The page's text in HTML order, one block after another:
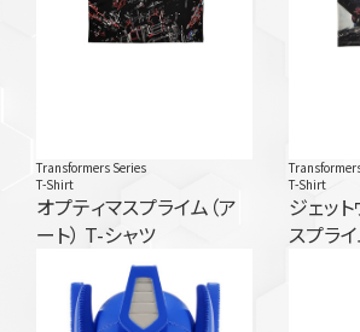
Transformers Series
T-Shirt
オプティマスプライム（ア
ート） T-シャツ
T-Shirt
ジェッ
スプラ